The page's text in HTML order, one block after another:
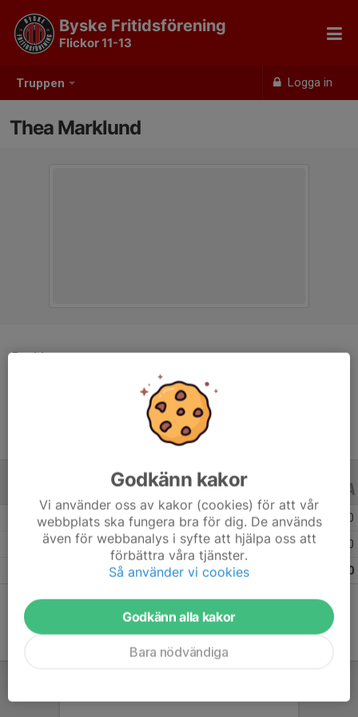
Truppen Logga in
Byske Fritidsförening
Flickor 11-13
Thea Marklund
Position
-
14 år
ALLA ÅR
Säsongen 25/26 14 0 0
Säsongen 24/25 7 0
0
Godkänn kakor
Vi använder oss av kakor (cookies) för att vår
webbplats ska fungera bra för dig. De används
även för webbanalys i syfte att hjälpa oss att
förbättra våra tjänster.
Så använder vi cookies
Godkänn alla kakor
Bara nödvändiga